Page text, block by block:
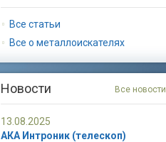
Все статьи
Все о металлоискателях
Все новости
Новости
13.08.2025
АКА Интроник (телескоп)